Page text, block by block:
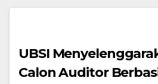
UBSI
Calon Auditor